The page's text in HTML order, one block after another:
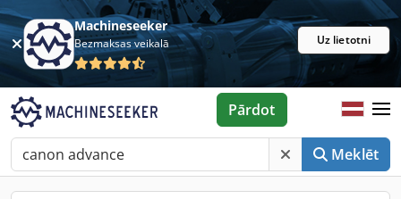
Machineseeker
Bezmaksas veikalā Uz lietotni
Meklēt
Pārdot